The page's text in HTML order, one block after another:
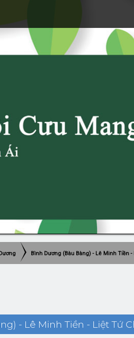
Bình Dương (Bàu Bàng) - Lê Minh Tiền -
- Lê Minh Tiền - Liệt Tứ